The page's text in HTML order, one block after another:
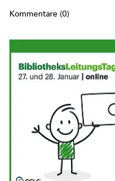
Kommentare (0)